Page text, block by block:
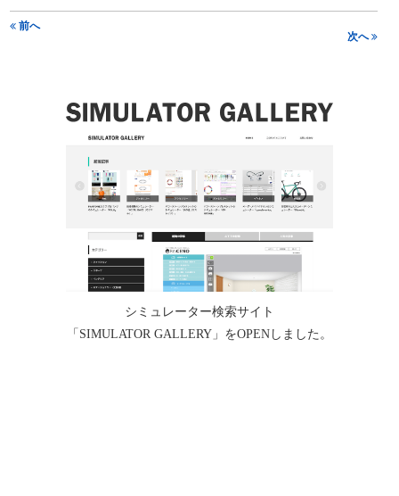
前へ
次へ
シミュレーター検索サイト
「SIMULATOR GALLERY」をOPENしました。